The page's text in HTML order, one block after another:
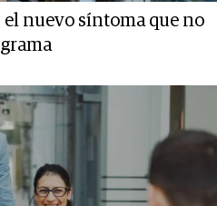
nuevo síntoma que no